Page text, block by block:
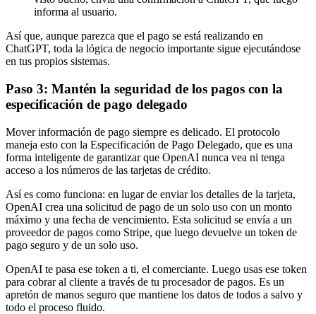
informa al usuario.
Así que, aunque parezca que el pago se está realizando en
ChatGPT, toda la lógica de negocio importante sigue ejecutándose
en tus propios sistemas.
Paso 3: Mantén la seguridad de los pagos con la
especificación de pago delegado
Mover información de pago siempre es delicado. El protocolo
maneja esto con la Especificación de Pago Delegado, que es una
forma inteligente de garantizar que OpenAI nunca vea ni tenga
acceso a los números de las tarjetas de crédito.
Así es como funciona: en lugar de enviar los detalles de la tarjeta,
OpenAI crea una solicitud de pago de un solo uso con un monto
máximo y una fecha de vencimiento. Esta solicitud se envía a un
proveedor de pagos como Stripe, que luego devuelve un token de
pago seguro y de un solo uso.
OpenAI te pasa ese token a ti, el comerciante. Luego usas ese token
para cobrar al cliente a través de tu procesador de pagos. Es un
apretón de manos seguro que mantiene los datos de todos a salvo y
todo el proceso fluido.